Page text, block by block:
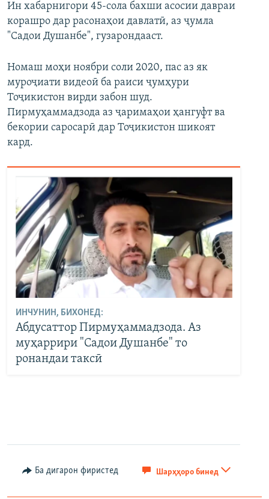
Ин хабарнигори 45-сола бахши асосии давраи
корашро дар расонаҳои давлатӣ, аз ҷумла
"Садои Душанбе", гузарондааст.
Номаш моҳи ноябри соли 2020, пас аз як
муроҷиати видеоӣ ба раиси ҷумҳури
Тоҷикистон вирди забон шуд.
Пирмуҳаммадзода аз ҷаримаҳои ҳангуфт ва
бекории саросарӣ дар Тоҷикистон шикоят
кард.
ИНЧУНИН, БИХОНЕД:
Абдусаттор Пирмуҳаммадзода. Аз
муҳаррири "Садои Душанбе" то
ронандаи таксӣ
Ба дигарон фиристед Шарҳҳоро бинед